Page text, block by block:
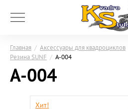
Главная / Аксессуары для квадроциклов
Резина SUNF / A-004
A-004
Хит!